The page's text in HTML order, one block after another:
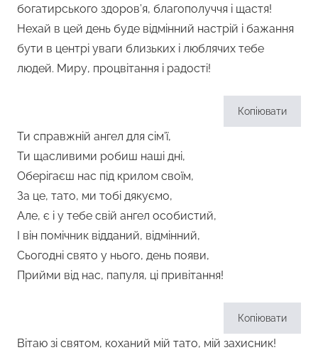
богатирського здоров’я, благополуччя і щастя!
Нехай в цей день буде відмінний настрій і бажання
бути в центрі уваги близьких і люблячих тебе
людей. Миру, процвітання і радості!
Копіювати
Ти справжній ангел для сім’ї,
Ти щасливими робиш наші дні,
Оберігаєш нас під крилом своїм,
За це, тато, ми тобі дякуємо,
Але, є і у тебе свій ангел особистий,
І він помічник відданий, відмінний,
Сьогодні свято у нього, день появи,
Прийми від нас, папуля, ці привітання!
Копіювати
Вітаю зі святом, коханий мій тато, мій захисник!